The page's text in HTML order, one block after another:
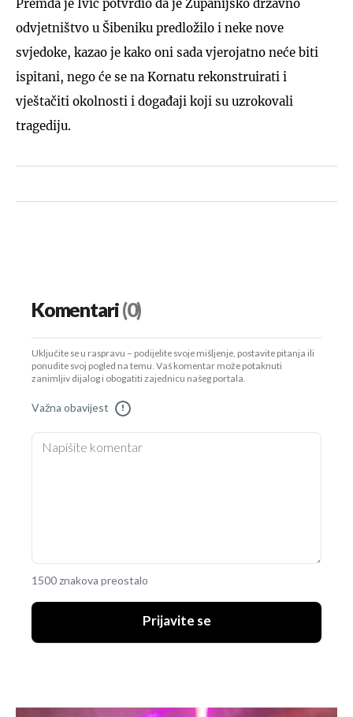
Premda je Ivić potvrdio da je Županijsko državno
odvjetništvo u Šibeniku predložilo i neke nove
svjedoke, kazao je kako oni sada vjerojatno neće biti
ispitani, nego će se na Kornatu rekonstruirati i
vještačiti okolnosti i događaji koji su uzrokovali
tragediju.
Komentari(0)
Uključite se u raspravu – podijelite svoje mišljenje, postavite pitanja ili
ponudite svoj pogled na temu. Vaš komentar može potaknuti
zanimljiv dijalog i obogatiti zajednicu našeg portala.
Važna obavijest !
1500 znakova preostalo
Prijavite se